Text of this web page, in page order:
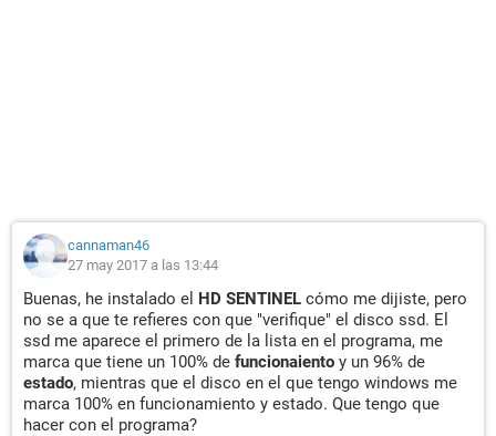
cannaman46
27 may 2017 a las 13:44
Buenas, he instalado el HD SENTINEL cómo me dijiste, pero
no se a que te refieres con que "verifique" el disco ssd. El
ssd me aparece el primero de la lista en el programa, me
marca que tiene un 100% de funcionaiento y un 96% de
estado, mientras que el disco en el que tengo windows me
marca 100% en funcionamiento y estado. Que tengo que
hacer con el programa?